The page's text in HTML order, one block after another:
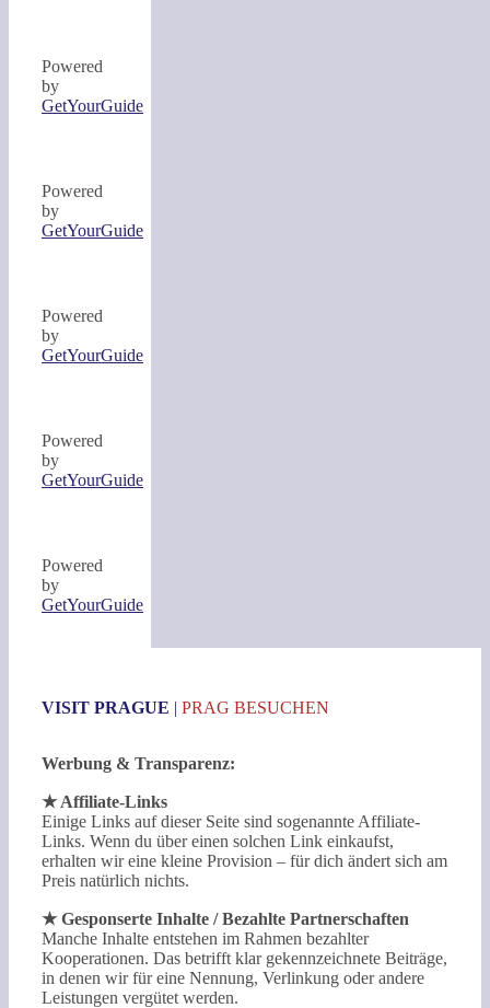
Powered
by
GetYourGuide
Powered
by
GetYourGuide
Powered
by
GetYourGuide
Powered
by
GetYourGuide
Powered
by
GetYourGuide
VISIT PRAGUE | PRAG BESUCHEN
Werbung & Transparenz:
★ Affiliate-Links
Einige Links auf dieser Seite sind sogenannte Affiliate-
Links. Wenn du über einen solchen Link einkaufst,
erhalten wir eine kleine Provision – für dich ändert sich am
Preis natürlich nichts.
★ Gesponserte Inhalte / Bezahlte Partnerschaften
Manche Inhalte entstehen im Rahmen bezahlter
Kooperationen. Das betrifft klar gekennzeichnete Beiträge,
in denen wir für eine Nennung, Verlinkung oder andere
Leistungen vergütet werden.